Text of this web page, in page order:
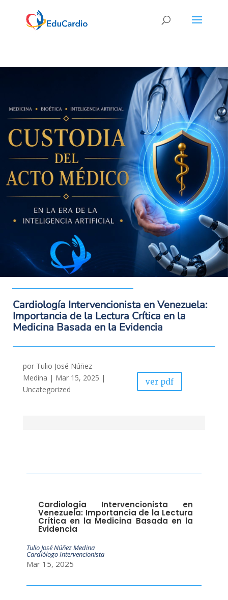
Cardiología Intervencionista en Venezuela:
Importancia de la Lectura Crítica en la
Medicina Basada en la Evidencia
por Tulio José Núñez
Medina | Mar 15, 2025 |
Uncategorized
ver pdf
Cardiología Intervencionista en
Venezuela: Importancia de la Lectura
Crítica en la Medicina Basada en la
Evidencia
Tulio José Núñez Medina
Cardiólogo Intervencionista
Mar 15, 2025